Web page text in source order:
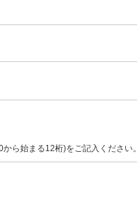
ら始まる12桁)をご記入ください。